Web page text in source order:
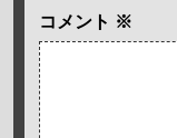
コメント ※